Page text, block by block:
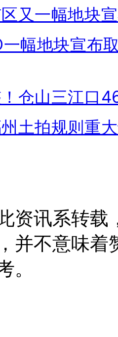
又一幅地块
幅地块宣布
仓山三江口
土拍规则重
资讯系转载
并不意味着
。